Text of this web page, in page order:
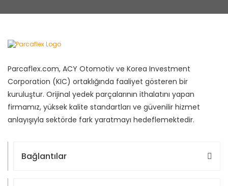
Parcaflex.com, ACY Otomotiv ve Korea Investment
Corporation (KIC) ortaklığında faaliyet gösteren bir
kuruluştur. Orijinal yedek parçalarının ithalatını yapan
firmamız, yüksek kalite standartları ve güvenilir hizmet
anlayışıyla sektörde fark yaratmayı hedeflemektedir.
Bağlantılar